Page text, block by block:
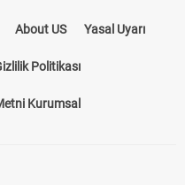
About US Yasal Uyarı
Politikası
Kurumsal